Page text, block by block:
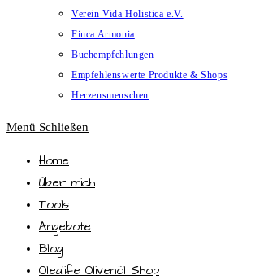
Verein Vida Holistica e.V.
Finca Armonia
Buchempfehlungen
Empfehlenswerte Produkte & Shops
Herzensmenschen
Menü Schließen
Home
Über mich
Tools
Angebote
Blog
Olealife Olivenöl Shop